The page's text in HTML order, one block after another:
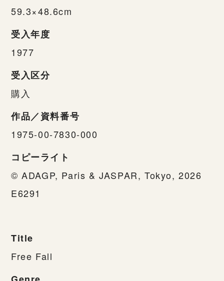
59.3×48.6cm
受入年度
1977
受入区分
購入
作品／資料番号
1975-00-7830-000
コピーライト
© ADAGP, Paris & JASPAR, Tokyo, 2026
E6291
Title
Free Fall